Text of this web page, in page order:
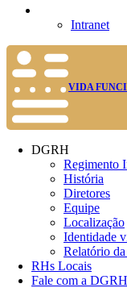
Intranet
VIDA
DGRH
Regimento
História
Diretores
Equipe
Localização
Identidade
Relatório
RHs Locais
Fale com a DGRH